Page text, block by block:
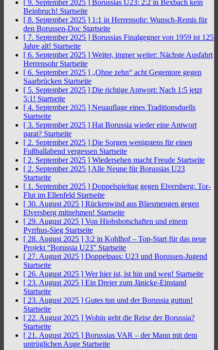
[ 9. September 2025 ] Borussias U23: 2:2 in Bexbach kein
Beinbruch! Startseite
[ 8. September 2025 ] 1:1 in Herrensohr: Wunsch-Remis für
den Borussen-Doc Startseite
[ 7. September 2025 ] Borussias Finalgegner von 1959 ist 125
Jahre alt! Startseite
[ 6. September 2025 ] Weiter, immer weiter: Nächste Ausfahrt
Herrensohr Startseite
[ 6. September 2025 ] „Ohne zehn“ acht Gegentore gegen
Saarbrücken Startseite
[ 5. September 2025 ] Die richtige Antwort: Nach 1:5 jetzt
5:1! Startseite
[ 4. September 2025 ] Neuauflage eines Traditionsduells
Startseite
[ 3. September 2025 ] Hat Borussia wieder eine Antwort
parat? Startseite
[ 2. September 2025 ] Die Sorgen wenigstens für einen
Fußballabend vergessen Startseite
[ 2. September 2025 ] Wiedersehen macht Freude Startseite
[ 2. September 2025 ] Alle Neune für Borussias U23
Startseite
[ 1. September 2025 ] Doppelspieltag gegen Elversberg: Tor-
Flut im Ellenfeld Startseite
[ 30. August 2025 ] Rückenwind aus Bliesmengen gegen
Elversberg mitnehmen! Startseite
[ 29. August 2025 ] Von Hiobsbotschaften und einem
Pyrrhus-Sieg Startseite
[ 28. August 2025 ] 3:2 in Kohlhof – Top-Start für das neue
Projekt “Borussia U23” Startseite
[ 27. August 2025 ] Doppelpass: U23 und Borussen-Jugend
Startseite
[ 26. August 2025 ] Wer hier ist, ist hin und weg! Startseite
[ 23. August 2025 ] Ein Dreier zum Jänicke-Einstand
Startseite
[ 23. August 2025 ] Gutes tun und der Borussia guttun!
Startseite
[ 22. August 2025 ] Wohin geht die Reise der Borussia?
Startseite
[ 21. August 2025 ] Borussias VAR – der Mann mit dem
untrüglichen Auge Startseite